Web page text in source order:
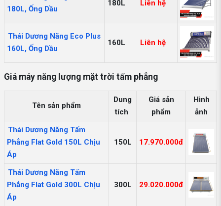
180L, Ống Dầu
180L Liên hệ
Thái Dương Năng Eco Plus
160L, Ống Dầu
160L Liên hệ
Giá máy năng lượng mặt trời tấm phẳng
Tên sản phẩm
Dung
tích
Giá sản
phẩm
Hình
ảnh
Thái Dương Năng Tấm
Phẳng Flat Gold 150L Chịu
Áp
150L 17.970.000đ
Thái Dương Năng Tấm
Phẳng Flat Gold 300L Chịu
Áp
300L 29.020.000đ